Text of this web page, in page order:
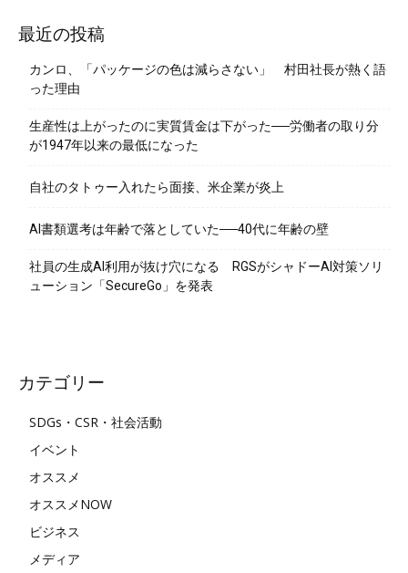
最近の投稿
カンロ、「パッケージの色は減らさない」 村田社長が熱く語
った理由
生産性は上がったのに実質賃金は下がった──労働者の取り分
が1947年以来の最低になった
自社のタトゥー入れたら面接、米企業が炎上
AI書類選考は年齢で落としていた──40代に年齢の壁
社員の生成AI利用が抜け穴になる RGSがシャドーAI対策ソリ
ューション「SecureGo」を発表
カテゴリー
SDGs・CSR・社会活動
イベント
オススメ
オススメNOW
ビジネス
メディア